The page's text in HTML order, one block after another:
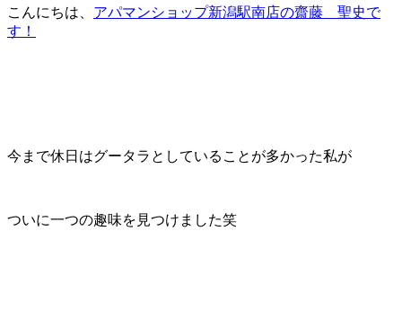
こんにちは、 アパマンショップ新潟駅南店の齋藤 聖史で
す！
今まで休日はグータラとしていることが多かった私が
ついに一つの趣味を見つけました笑